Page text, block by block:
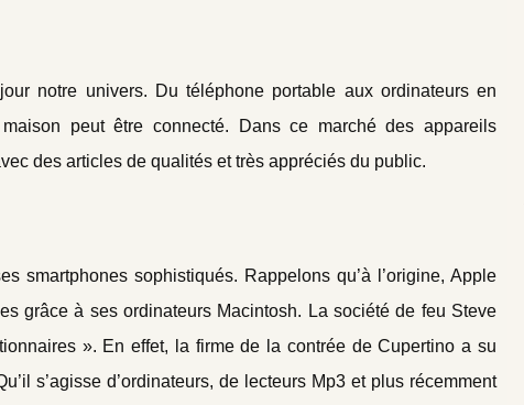
notre univers. Du téléphone portable aux ordinateurs en
peut être connecté. Dans ce marché des appareils
des articles de qualités et très appréciés du public.
smartphones sophistiqués. Rappelons qu’à l’origine, Apple
grâce à ses ordinateurs Macintosh. La société de feu Steve
». En effet, la firme de la contrée de Cupertino a su
s’agisse d’ordinateurs, de lecteurs Mp3 et plus récemment